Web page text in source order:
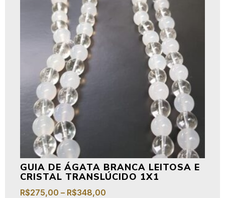
GUIA DE ÁGATA BRANCA LEITOSA E
CRISTAL TRANSLÚCIDO 1X1
R$275,00 – R$348,00